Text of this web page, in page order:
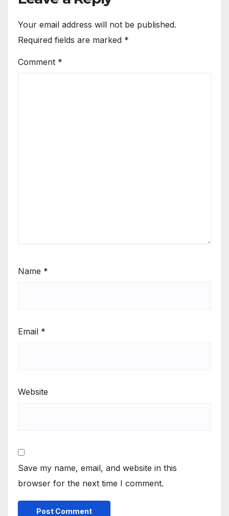
Your email address will not be published.
Required fields are marked *
Comment *
Name *
Email *
Website
Save my name, email, and website in this
browser for the next time I comment.